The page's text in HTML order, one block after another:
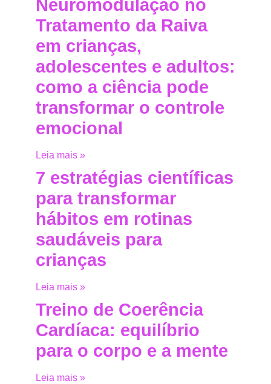
Neuromodulação no
Tratamento da Raiva
em crianças,
adolescentes e adultos:
como a ciência pode
transformar o controle
emocional
Leia mais »
7 estratégias científicas
para transformar
hábitos em rotinas
saudáveis para
crianças
Leia mais »
Treino de Coerência
Cardíaca: equilíbrio
para o corpo e a mente
Leia mais »